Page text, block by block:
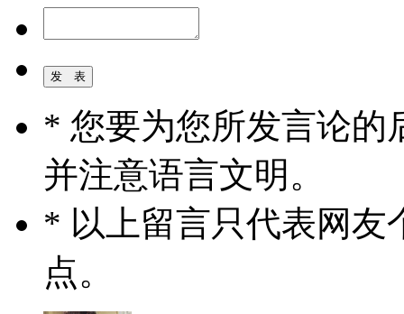
* 您要为您所发言论的
并注意语言文明。
* 以上留言只代表网友
点。